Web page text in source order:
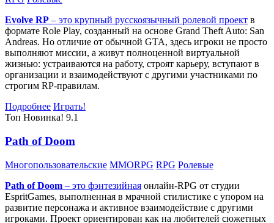
Evolve RP – это крупный русскоязычный ролевой проект в
формате Role Play, созданный на основе Grand Theft Auto: San
Andreas. Но отличие от обычной GTA, здесь игроки не просто
выполняют миссии, а живут полноценной виртуальной
жизнью: устраиваются на работу, строят карьеру, вступают в
организации и взаимодействуют с другими участниками по
строгим RP-правилам.
Подробнее Играть!
Топ Новинка! 9.1
Path of Doom
Многопользовательские MMORPG RPG Ролевые
Path of Doom – это фэнтезийная онлайн-RPG от студии
EspritGames, выполненная в мрачной стилистике с упором на
развитие персонажа и активное взаимодействие с другими
игроками. Проект ориентирован как на любителей сюжетных